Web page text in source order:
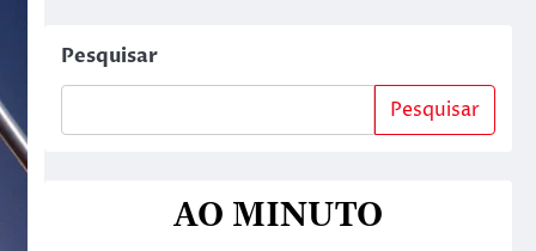
Pesquisar
Pesquisar
AO MINUTO